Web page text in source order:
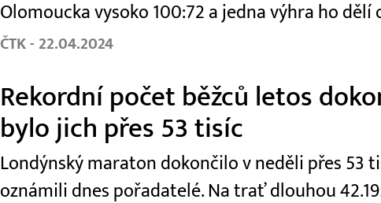
Olomoucka vysoko 100:72 a jedna výhra ho dělí
ČTK - 22.04.2024
Rekordní počet běžců letos
bylo jich přes 53 tisíc
Londýnský maraton dokončilo v neděli přes 53
oznámili dnes pořadatelé. Na trať dlouhou